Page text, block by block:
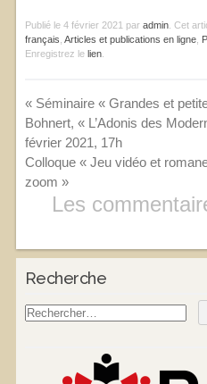
Publié le 4 février 2021 par admin. Cet
français Articles et publications en ligne,
Enregistrez le lien.
«Séminaire « Grandes et
Bohnert, « L’Adonis des
février 2021, 17h
Colloque « Jeu vidéo et
zoom »
Les
Recherche